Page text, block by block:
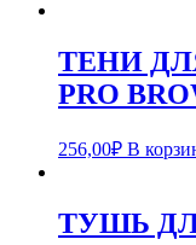
ТЕНИ
PRO
256,00₽ В
ТУШЬ